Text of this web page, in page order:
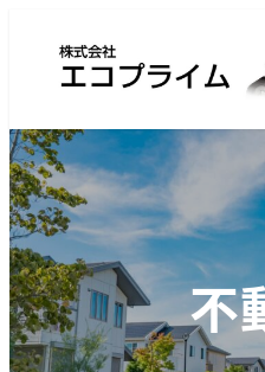
不